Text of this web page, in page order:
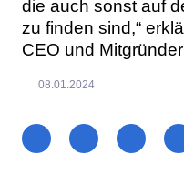
die auch sonst auf
zu finden sind,“
CEO und
08.01.2024